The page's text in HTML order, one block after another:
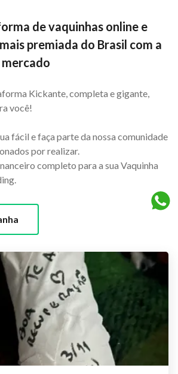
de vaquinhas online e
premiada do Brasil com a
Kickante, completa e gigante,
você!
fácil e faça parte da nossa comunidade
por realizar.
completo para a sua Vaquinha